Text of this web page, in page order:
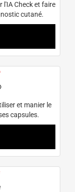
l'IA Check et faire
cutané.
et manier le
capsules.